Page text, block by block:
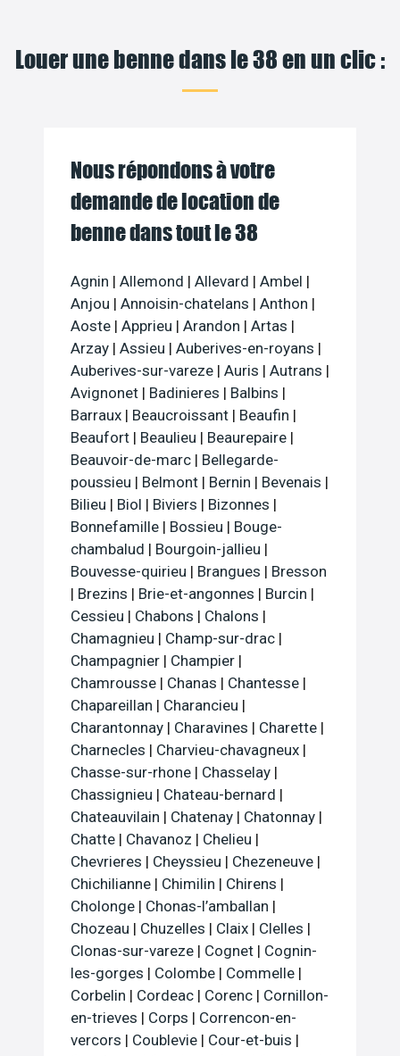
Louer une benne dans le 38 en un clic :
Nous répondons à votre
demande de location de
benne dans tout le 38
Agnin | Allemond | Allevard | Ambel |
Anjou | Annoisin-chatelans | Anthon |
Aoste | Apprieu | Arandon | Artas |
Arzay | Assieu | Auberives-en-royans |
Auberives-sur-vareze | Auris | Autrans |
Avignonet | Badinieres | Balbins |
Barraux | Beaucroissant | Beaufin |
Beaufort | Beaulieu | Beaurepaire |
Beauvoir-de-marc | Bellegarde-
poussieu | Belmont | Bernin | Bevenais |
Bilieu | Biol | Biviers | Bizonnes |
Bonnefamille | Bossieu | Bouge-
chambalud | Bourgoin-jallieu |
Bouvesse-quirieu | Brangues | Bresson
| Brezins | Brie-et-angonnes | Burcin |
Cessieu | Chabons | Chalons |
Chamagnieu | Champ-sur-drac |
Champagnier | Champier |
Chamrousse | Chanas | Chantesse |
Chapareillan | Charancieu |
Charantonnay | Charavines | Charette |
Charnecles | Charvieu-chavagneux |
Chasse-sur-rhone | Chasselay |
Chassignieu | Chateau-bernard |
Chateauvilain | Chatenay | Chatonnay |
Chatte | Chavanoz | Chelieu |
Chevrieres | Cheyssieu | Chezeneuve |
Chichilianne | Chimilin | Chirens |
Cholonge | Chonas-l’amballan |
Chozeau | Chuzelles | Claix | Clelles |
Clonas-sur-vareze | Cognet | Cognin-
les-gorges | Colombe | Commelle |
Corbelin | Cordeac | Corenc | Cornillon-
en-trieves | Corps | Correncon-en-
vercors | Coublevie | Cour-et-buis |